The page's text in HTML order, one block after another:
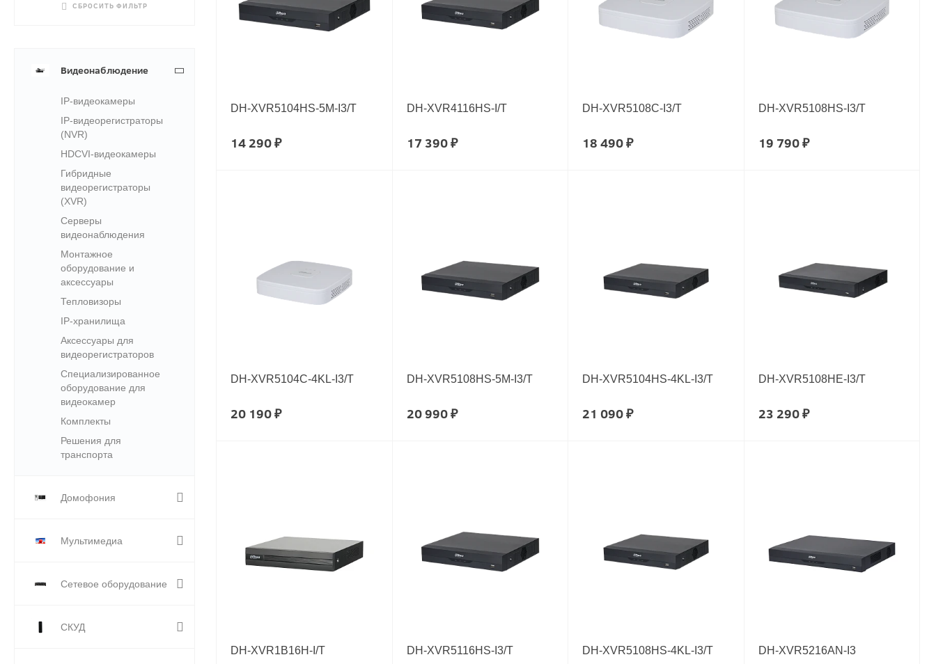
СБРОСИТЬ ФИЛЬТР
Видеонаблюдение
IP-видеокамеры
IP-видеорегистраторы
(NVR)
HDCVI-видеокамеры
Гибридные
видеорегистраторы
(XVR)
Серверы
видеонаблюдения
Монтажное
оборудование и
аксессуары
Тепловизоры
IP-хранилища
Аксессуары для
видеорегистраторов
Специализированное
оборудование для
видеокамер
Комплекты
Решения для
транспорта
Домофония
Мультимедиа
Сетевое оборудование
СКУД
DH-XVR5104HS-5M-I3/T
14 290 ₽
DH-XVR4116HS-I/T
17 390 ₽
DH-XVR5108C-I3/T
18 490 ₽
DH-XVR5108HS-I3/T
19 790 ₽
DH-XVR5104C-4KL-I3/T
20 190 ₽
DH-XVR5108HS-5M-I3/T
20 990 ₽
DH-XVR5104HS-4KL-I3/T
21 090 ₽
DH-XVR5108HE-I3/T
23 290 ₽
DH-XVR1B16H-I/T DH-XVR5116HS-I3/T DH-XVR5108HS-4KL-I3/T DH-XVR5216AN-I3